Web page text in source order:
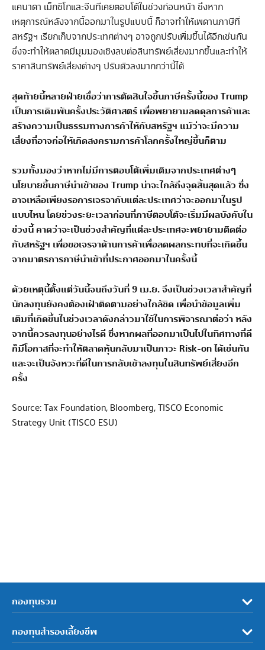
แคนาดา เม็กซิโกและจีนที่เคยตอบโต้ในช่วงก่อนหน้า ซึ่งหาก
เหตุการณ์หลังจากนี้ออกมาในรูปแบบนี้ ก็อาจทำให้เพดานภาษีที่
สหรัฐฯ เรียกเก็บจากประเทศต่างๆ อาจถูกปรับเพิ่มขึ้นได้อีกเช่นกัน
ซึ่งจะทำให้ตลาดมีมุมมองเชิงลบต่อสินทรัพย์เสี่ยงมากขึ้นและทำให้
ราคาสินทรัพย์เสี่ยงต่างๆ ปรับตัวลงมากกว่านี้ได้
สุดท้ายนี้หลายฝ่ายเชื่อว่าการตัดสินใจขึ้นภาษีครั้งนี้ของ Trump
เป็นการเดิมพันครั้งประวัติศาสตร์ เพื่อพยายามลดดุลการค้าและ
สร้างความเป็นธรรมทางการค้าให้กับสหรัฐฯ แม้ว่าจะมีความ
เสี่ยงที่อาจก่อให้เกิดสงครามการค้าโลกครั้งใหญ่ขึ้นก็ตาม
รวมทั้งมองว่าหากไม่มีการตอบโต้เพิ่มเติมจากประเทศต่างๆ
นโยบายขึ้นภาษีนำเข้าของ Trump น่าจะใกล้ถึงจุดสิ้นสุดแล้ว ซึ่ง
อาจเหลือเพียงรอการเจรจากับแต่ละประเทศว่าจะออกมาในรูป
แบบไหน โดยช่วงระยะเวลาก่อนที่ภาษีตอบโต้จะเริ่มมีผลบังคับใน
ช่วงนี้ คาดว่าจะเป็นช่วงสำคัญที่แต่ละประเทศจะพยายามติดต่อ
กับสหรัฐฯ เพื่อขอเจรจาด้านการค้าเพื่อลดผลกระทบที่จะเกิดขึ้น
จากมาตรการภาษีนำเข้าที่ประกาศออกมาในครั้งนี้
ด้วยเหตุนี้ตั้งแต่วันนี้จนถึงวันที่ 9 เม.ย. จึงเป็นช่วงเวลาสำคัญที่
นักลงทุนยังคงต้องเฝ้าติดตามอย่างใกล้ชิด เพื่อนำข้อมูลเพิ่ม
เติมที่เกิดขึ้นในช่วงเวลาดังกล่าวมาใช้ในการพิจารณาต่อว่า หลัง
จากนี้ควรลงทุนอย่างไรดี ซึ่งหากผลที่ออกมาเป็นไปในทิศทางที่ดี
ก็มีโอกาสที่จะทำให้ตลาดหุ้นกลับมาเป็นภาวะ Risk-on ได้เช่นกัน
และจะเป็นจังหวะที่ดีในการกลับเข้าลงทุนในสินทรัพย์เสี่ยงอีก
ครั้ง
Source: Tax Foundation, Bloomberg, TISCO Economic
Strategy Unit (TISCO ESU)
กองทุนรวม
กองทุนสำรองเลี้ยงชีพ